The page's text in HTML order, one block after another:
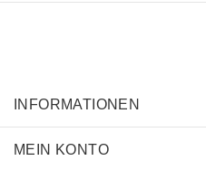
INFORMATIONEN
MEIN KONTO